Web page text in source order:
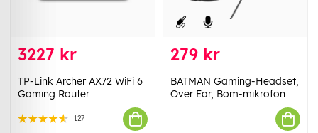
3227 kr
TP-Link Archer AX72 WiFi 6
Gaming Router
127
279 kr
BATMAN Gaming-Headset,
Over Ear, Bom-mikrofon